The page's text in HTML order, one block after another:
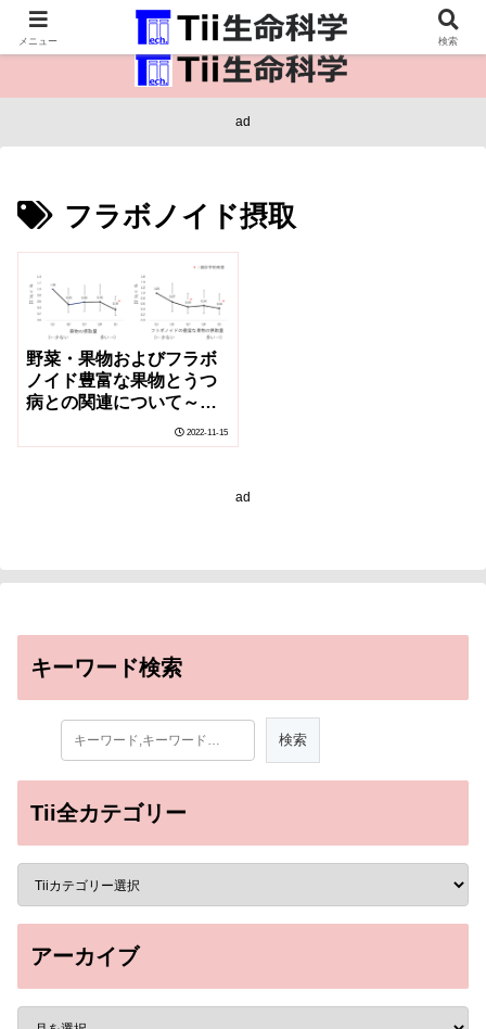
医療保健・生命・生物の情報インフラ。
ad
フラボノイド摂取
野菜・果物およびフラボ
ノイド豊富な果物とうつ
病との関連について～果
物およびフラボノイドの
豊富な果物にうつ病発症
2022-11-15
ad
キーワード検索
Tii全カテゴリー
アーカイブ
メニュー 検索